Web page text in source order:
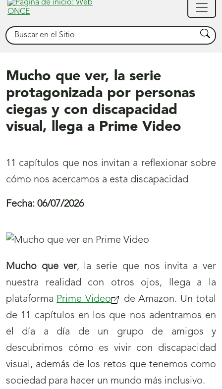
Buscar Buscar
Mucho que ver, la serie
protagonizada por personas
ciegas y con discapacidad
visual, llega a Prime Video
11 capítulos que nos invitan a reflexionar sobre
cómo nos acercamos a esta discapacidad
Fecha: 06/07/2026
Mucho que ver, la serie que nos invita a ver
nuestra realidad con otros ojos, llega a la
plataforma Prime Video
de Amazon. Un total
de 11 capítulos en los que nos adentramos en
el día a día de un grupo de amigos y
descubrimos cómo es vivir con discapacidad
visual, además de los retos que tenemos como
sociedad para hacer un mundo más inclusivo.